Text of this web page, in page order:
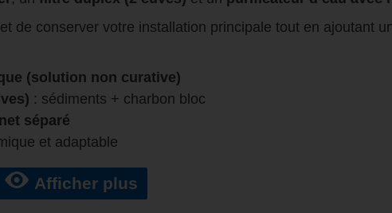
de conserver votre installation principale tout en ajoutant
(solution non curative)
: sédiments + charbon bloc
séparé
et adaptable
Afficher plus